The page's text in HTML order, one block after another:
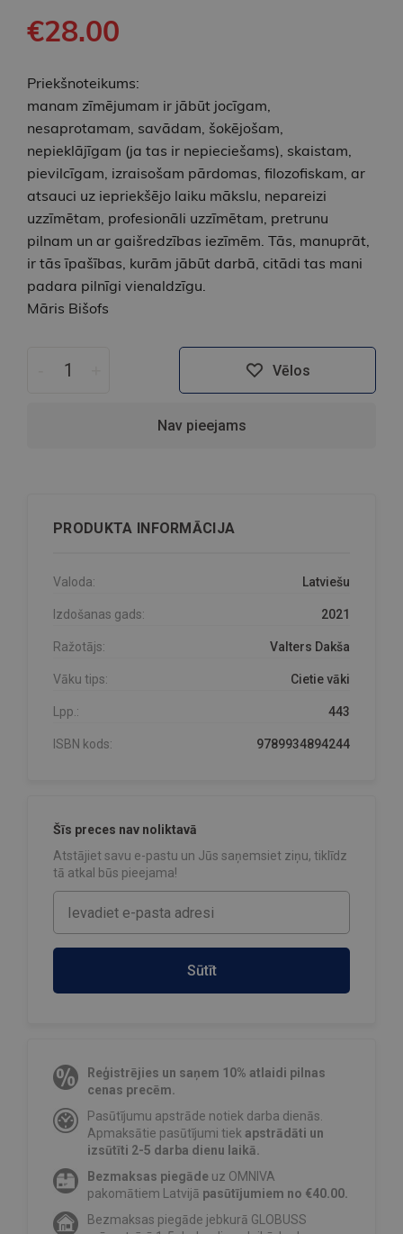
€28.00
Priekšnoteikums:
manam zīmējumam ir jābūt jocīgam,
nesaprotamam, savādam, šokējošam,
nepieklājīgam (ja tas ir nepieciešams), skaistam,
pievilcīgam, izraisošam pārdomas, filozofiskam, ar
atsauci uz iepriekšējo laiku mākslu, nepareizi
uzzīmētam, profesionāli uzzīmētam, pretrunu
pilnam un ar gaišredzības iezīmēm. Tās, manuprāt,
ir tās īpašības, kurām jābūt darbā, citādi tas mani
padara pilnīgi vienaldzīgu.
Māris Bišofs
Vēlos
Nav pieejams
PRODUKTA INFORMĀCIJA
Valoda: Latviešu
Izdošanas gads: 2021
Ražotājs: Valters Dakša
Vāku tips: Cietie vāki
Lpp.: 443
ISBN kods: 9789934894244
Šīs preces nav noliktavā
Atstājiet savu e-pastu un Jūs saņemsiet ziņu, tiklīdz
tā atkal būs pieejama!
Sūtīt
Reģistrējies un saņem 10% atlaidi pilnas
cenas precēm.
Pasūtījumu apstrāde notiek darba dienās.
Apmaksātie pasūtījumi tiek apstrādāti un
izsūtīti 2-5 darba dienu laikā.
Bezmaksas piegāde uz OMNIVA
pakomātiem Latvijā pasūtījumiem no €40.00.
Bezmaksas piegāde jebkurā GLOBUSS